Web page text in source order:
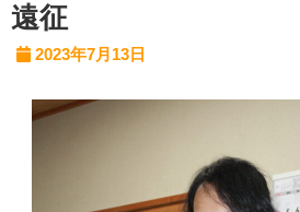
遠征
2023年7月13日